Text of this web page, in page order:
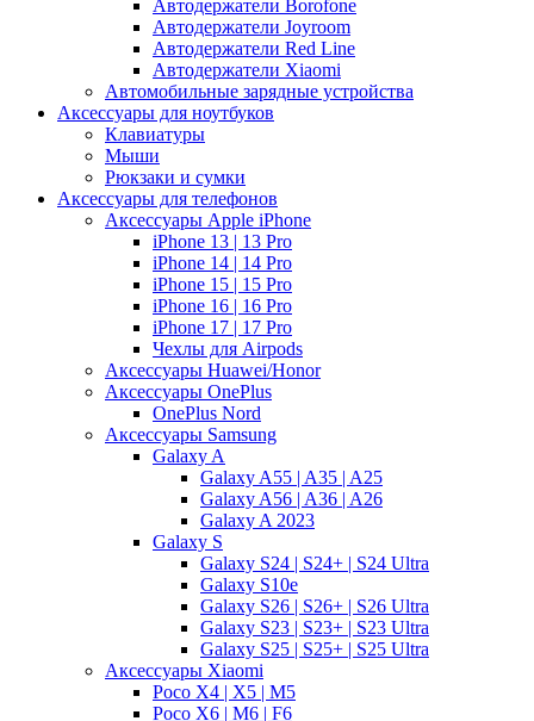
Автодержатели Borofone
Автодержатели Joyroom
Автодержатели Red Line
Автодержатели Xiaomi
Автомобильные зарядные устройства
Аксессуары для ноутбуков
Клавиатуры
Мыши
Рюкзаки и сумки
Аксессуары для телефонов
Аксессуары Apple iPhone
iPhone 13 | 13 Pro
iPhone 14 | 14 Pro
iPhone 15 | 15 Pro
iPhone 16 | 16 Pro
iPhone 17 | 17 Pro
Чехлы для Airpods
Аксессуары Huawei/Honor
Аксессуары OnePlus
OnePlus Nord
Аксессуары Samsung
Galaxy A
Galaxy A55 | A35 | A25
Galaxy A56 | A36 | A26
Galaxy A 2023
Galaxy S
Galaxy S24 | S24+ | S24 Ultra
Galaxy S10e
Galaxy S26 | S26+ | S26 Ultra
Galaxy S23 | S23+ | S23 Ultra
Galaxy S25 | S25+ | S25 Ultra
Аксессуары Xiaomi
Poco X4 | X5 | M5
Poco X6 | M6 | F6